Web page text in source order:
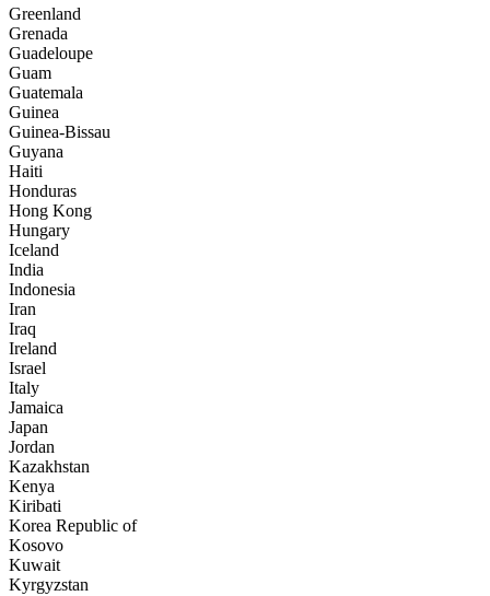
Greenland
Grenada
Guadeloupe
Guam
Guatemala
Guinea
Guinea-Bissau
Guyana
Haiti
Honduras
Hong Kong
Hungary
Iceland
India
Indonesia
Iran
Iraq
Ireland
Israel
Italy
Jamaica
Japan
Jordan
Kazakhstan
Kenya
Kiribati
Korea Republic of
Kosovo
Kuwait
Kyrgyzstan